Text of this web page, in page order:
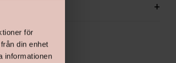
för
din enhet
informationen
+